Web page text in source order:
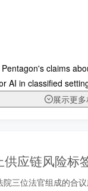
claims
AI in classified
展示更
应链风险
三位法官组成的合